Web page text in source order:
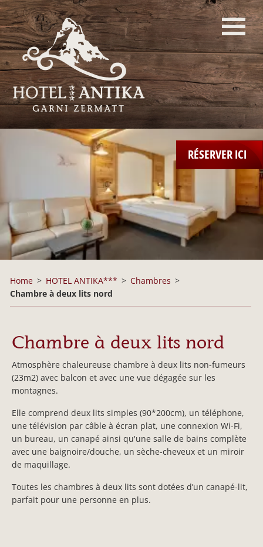
RÉSERVER ICI
Home HOTEL ANTIKA***
Chambres
Chambre à deux lits nord
Chambre à deux lits nord
Atmosphère chaleureuse chambre à deux lits non-fumeurs
(23m2) avec balcon et avec une vue dégagée sur les
montagnes.
Elle comprend deux lits simples (90*200cm), un téléphone,
une télévision par câble à écran plat, une connexion Wi-Fi,
un bureau, un canapé ainsi qu'une salle de bains complète
avec une baignoire/douche, un sèche-cheveux et un miroir
de maquillage.
Toutes les chambres à deux lits sont dotées d’un canapé-lit,
parfait pour une personne en plus.